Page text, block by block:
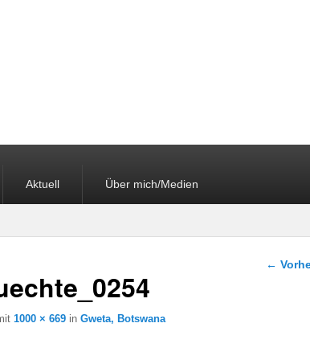
Aktuell Über mich/Medien
Bilder-
←
1000 × 669in Gweta, Botswana